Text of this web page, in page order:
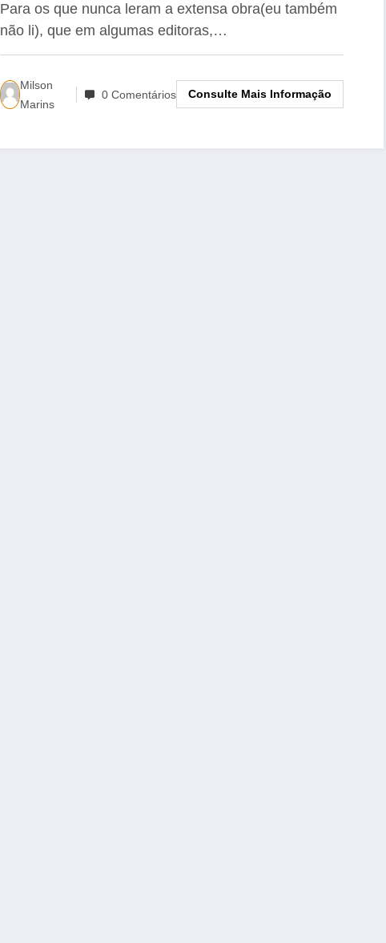
Para os que nunca leram a extensa obra(eu também
não li), que em algumas editoras,…
Milson
Marins
0 Comentários Consulte Mais Informação